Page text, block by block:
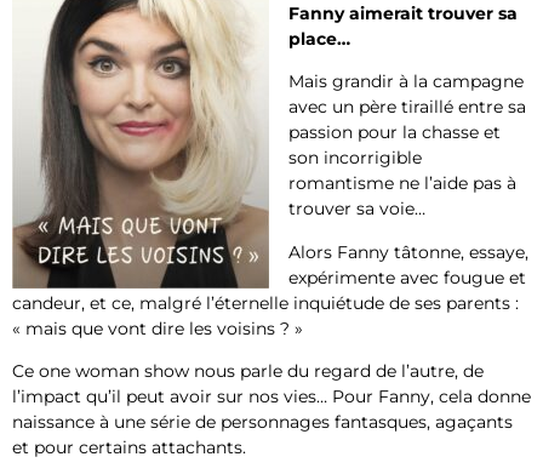
Fanny aimerait trouver sa
place…
Mais grandir à la campagne
avec un père tiraillé entre sa
passion pour la chasse et
son incorrigible
romantisme ne l’aide pas à
trouver sa voie…
Alors Fanny tâtonne, essaye,
expérimente avec fougue et
candeur, et ce, malgré l’éternelle inquiétude de ses parents :
« mais que vont dire les voisins ? »
Ce one woman show nous parle du regard de l’autre, de
l’impact qu’il peut avoir sur nos vies… Pour Fanny, cela donne
naissance à une série de personnages fantasques, agaçants
et pour certains attachants.